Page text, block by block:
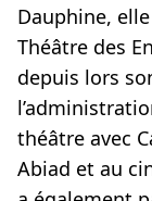
Dauphine,
Théâtre des
depuis lors
théâtre avec
Abiad et au